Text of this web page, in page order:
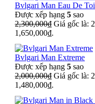
Bvlgari Man Eau De
Được xếp hạng 5 sao
2,300,000₫ Giá gốc là:
1,650,000₫.
Bvlgari Man Extreme
Được xếp hạng 5 sao
2,000,000₫ Giá gốc là:
1,480,000₫.